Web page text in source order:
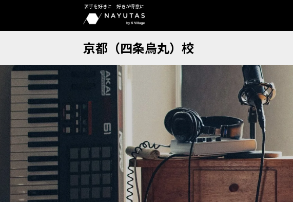
苦手を好きに 好きが得意に
京都（四条烏丸）校